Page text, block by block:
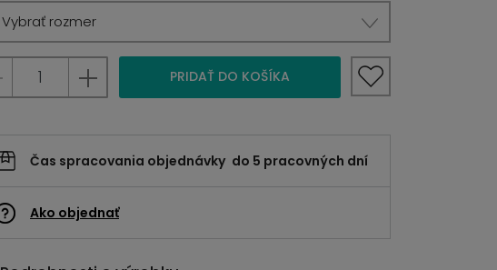
Vybrať rozmer
PRIDAŤ DO KOŠÍKA
Čas spracovania objednávky do 5 pracovných dní
Ako objednať